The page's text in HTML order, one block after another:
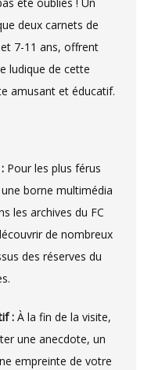
deux carnets de
7-11 ans, offrent
ludique de cette
amusant et éducatif.
Pour les plus férus
borne multimédia
les archives du FC
de nombreux
des réserves du
: À la fin de la visite,
une anecdote, un
empreinte de votre